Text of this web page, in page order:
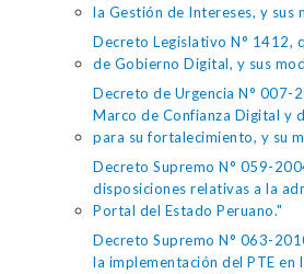
la Gestión de Intereses, y sus
Decreto Legislativo N° 1412,
de Gobierno Digital, y sus
Decreto de Urgencia N° 007-
Marco de Confianza Digital y
para su fortalecimiento, y su
Decreto Supremo N° 059-
disposiciones relativas a la
Portal del Estado Peruano."
Decreto Supremo N° 063-
la implementación del PTE en